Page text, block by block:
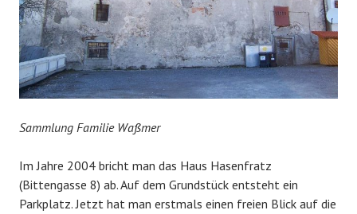
Sammlung Familie Waßmer
Im Jahre 2004 bricht man das Haus Hasenfratz
(Bittengasse 8) ab. Auf dem Grundstück entsteht ein
Parkplatz. Jetzt hat man erstmals einen freien Blick auf die